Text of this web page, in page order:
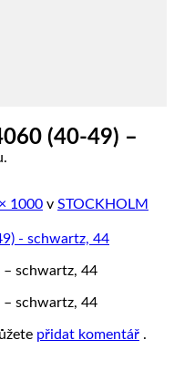
(40-49) –
1000 v STOCKHOLM
– schwartz, 44
– schwartz, 44
přidat komentář .